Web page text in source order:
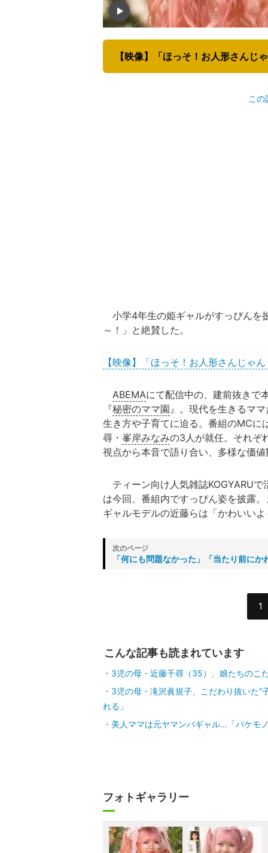
この
小学4年生の姫ギャルがすっぴんを
～！」と絶賛した。
【映像】「ほっそ！お人形さんじゃ
ABEMAにて配信中の、建前抜きで
『秘密のママ園 』。現代を生きるマ
生き方や子育てに迫る。番組のMCに
尋・ 峯岸みなみの3人が就任。それぞ
視点から本音で語り合い、多様な価
ティーン向け人気雑誌KOGYARU
は今回、番組内ですっぴん姿を披露
ギャルモデルの近藤らは「かわいい
「何にも問題なかった」「当たり前に
1
こんな記事も読まれています
3児の母・近藤千尋（35）、娘たちのこ
3児の母・滝沢眞規子、こだわり抜いた“
れる」
美人ママは元ヤマンバギャル…「バケモ
フォトギャラリー